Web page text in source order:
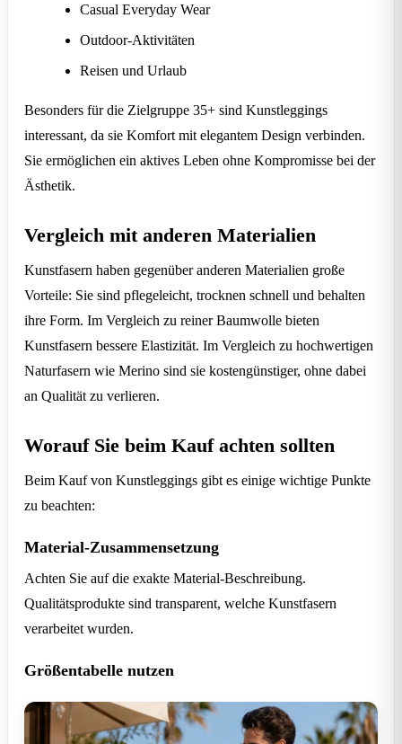
Casual Everyday Wear
Outdoor-Aktivitäten
Reisen und Urlaub
Besonders für die Zielgruppe 35+ sind Kunstleggings
interessant, da sie Komfort mit elegantem Design verbinden.
Sie ermöglichen ein aktives Leben ohne Kompromisse bei der
Ästhetik.
Vergleich mit anderen Materialien
Kunstfasern haben gegenüber anderen Materialien große
Vorteile: Sie sind pflegeleicht, trocknen schnell und behalten
ihre Form. Im Vergleich zu reiner Baumwolle bieten
Kunstfasern bessere Elastizität. Im Vergleich zu hochwertigen
Naturfasern wie Merino sind sie kostengünstiger, ohne dabei
an Qualität zu verlieren.
Worauf Sie beim Kauf achten sollten
Beim Kauf von Kunstleggings gibt es einige wichtige Punkte
zu beachten:
Material-Zusammensetzung
Achten Sie auf die exakte Material-Beschreibung.
Qualitätsprodukte sind transparent, welche Kunstfasern
verarbeitet wurden.
Größentabelle nutzen